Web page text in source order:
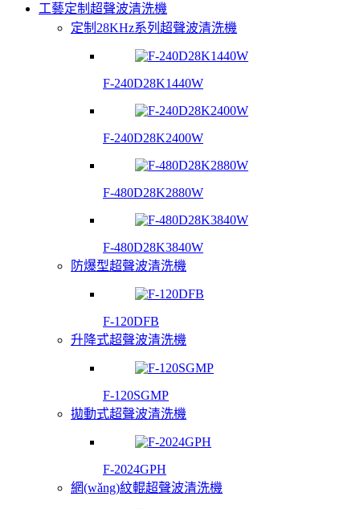
工藝定制超聲波清洗機
定制28KHz系列超聲波清洗機
F-240D28K1440W
F-240D28K2400W
F-480D28K2880W
F-480D28K3840W
防爆型超聲波清洗機
F-120DFB
升降式超聲波清洗機
F-120SGMP
拋動式超聲波清洗機
F-2024GPH
網(wǎng)紋輥超聲波清洗機